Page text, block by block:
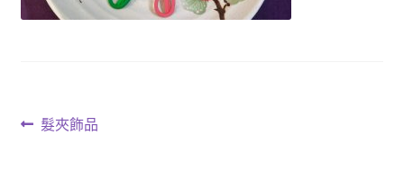
文上
髮夾飾品